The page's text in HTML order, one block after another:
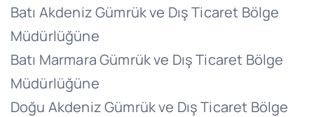
Batı Akdeniz Gümrük ve Dış Ticaret Bölge
Müdürlüğüne
Batı Marmara Gümrük ve Dış Ticaret Bölge
Müdürlüğüne
Doğu Akdeniz Gümrük ve Dış Ticaret Bölge